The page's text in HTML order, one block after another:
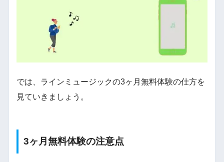
では、ラインミュージックの3ヶ月無料体験の仕方を
見ていきましょう。
3ヶ月無料体験の注意点